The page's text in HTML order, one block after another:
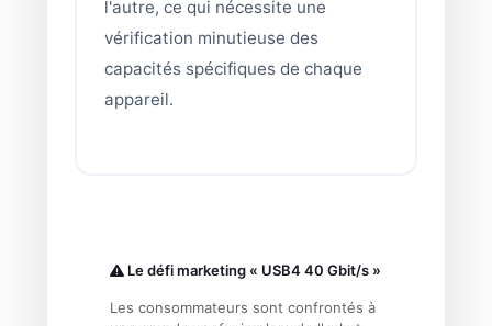
l'autre, ce qui nécessite une
vérification minutieuse des
capacités spécifiques de chaque
appareil.
Le défi marketing « USB4 40 Gbit/s »
Les consommateurs sont confrontés à